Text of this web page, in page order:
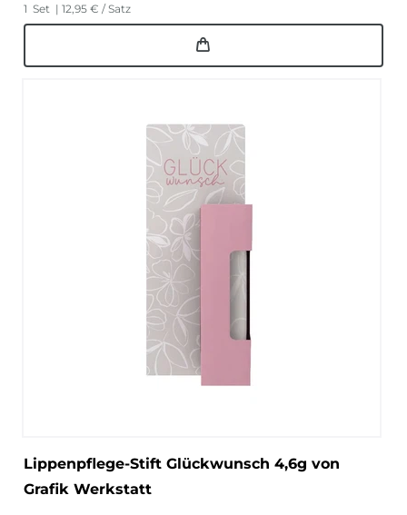
1 Set | 12,95 € / Satz
Lippenpflege-Stift Glückwunsch 4,6g von
Grafik Werkstatt